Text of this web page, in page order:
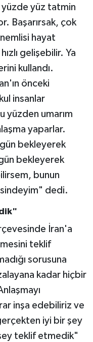
yüzde yüz tatmin
Başarırsak, çok
hayat
gelişebilir. Ya
kullandı.
önceki
insanlar
yüzden umarım
yaparlar.
bekleyerek
bekleyerek
bunun
dedi.
İran'a
teklif
sorusuna
kadar hiçbir
inşa edebiliriz ve
iyi bir şey
teklif etmedik"